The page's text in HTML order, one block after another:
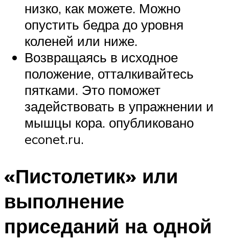
низко, как можете. Можно
опустить бедра до уровня
коленей или ниже.
Возвращаясь в исходное
положение, отталкивайтесь
пятками. Это поможет
задействовать в упражнении и
мышцы кора. опубликовано
econet.ru.
«Пистолетик» или
выполнение
приседаний на одной